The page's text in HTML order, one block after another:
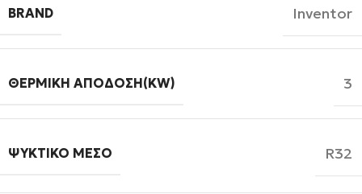
BRAND
Inventor
ΘΕΡΜΙΚΉ ΑΠΌΔΟΣΗ(KW) 3
ΨΥΚΤΙΚΌ ΜΈΣΟ R32